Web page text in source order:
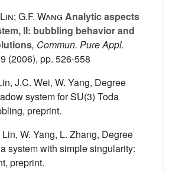
G.F. Wang Analytic aspects
II: bubbling behavior and
, Commun. Pure Appl.
(2006), pp. 526-558
J.C. Wei, W. Yang, Degree
system for SU(3) Toda
preprint.
W. Yang, L. Zhang, Degree
system with simple singularity:
preprint.